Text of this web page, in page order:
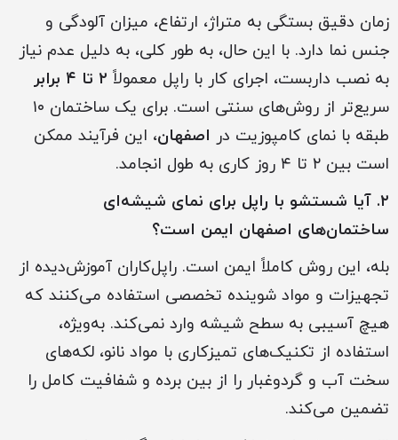
زمان دقیق بستگی به متراژ، ارتفاع، میزان آلودگی و
جنس نما دارد. با این حال، به طور کلی، به دلیل عدم نیاز
به نصب داربست، اجرای کار با راپل معمولاً ۲ تا ۴ برابر
سریع‌تر از روش‌های سنتی است. برای یک ساختمان ۱۰
طبقه با نمای کامپوزیت در اصفهان، این فرآیند ممکن
است بین ۲ تا ۴ روز کاری به طول انجامد.
۲. آیا شستشو با راپل برای نمای شیشه‌ای
ساختمان‌های اصفهان ایمن است؟
بله، این روش کاملاً ایمن است. راپل‌کاران آموزش‌دیده از
تجهیزات و مواد شوینده تخصصی استفاده می‌کنند که
هیچ آسیبی به سطح شیشه وارد نمی‌کند. به‌ویژه،
استفاده از تکنیک‌های تمیزکاری با مواد نانو، لکه‌های
سخت آب و گردوغبار را از بین برده و شفافیت کامل را
تضمین می‌کند.